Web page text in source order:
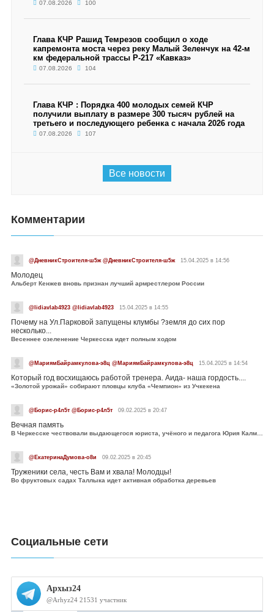
07.08.2026 100
Глава КЧР Рашид Темрезов сообщил о ходе
капремонта моста через реку Малый Зеленчук на 42-м
км федеральной трассы Р-217 «Кавказ»
07.08.2026 104
Глава КЧР : Порядка 400 молодых семей КЧР
получили выплату в размере 300 тысяч рублей на
третьего и последующего ребенка с начала 2026 года
07.08.2026 107
Все новости
Комментарии
@ДневникСтроителя-ш5ж @ДневникСтроителя-ш5ж 15.04.2025 в 14:56
Молодец
Альберт Кенжев вновь признан лучший армрестлером России
@lidiavlab4923 @lidiavlab4923 15.04.2025 в 14:55
Почему на Ул.Парковой запущены клумбы ?земля до сих пор
несколько...
Весеннее озеленение Черкесска идет полным ходом
@МариямБайрамкулова-э8ц @МариямБайрамкулова-э8ц 15.04.2025 в 14:54
Который год восхищаюсь работой тренера. Аида- наша гордость....
«Золотой урожай» собирают пловцы клуба «Чемпион» из Учкекена
@Борис-р4л5т @Борис-р4л5т 09.02.2025 в 20:47
Вечная память
В Черкесске чествовали выдающегося юриста, учёного и педагога Юрия Калмыкова
@ЕкатеринаДумова-о8и 09.02.2025 в 20:45
Труженики села, честь Вам и хвала! Молодцы!
Во фруктовых садах Таллыка идет активная обработка деревьев
Социальные сети